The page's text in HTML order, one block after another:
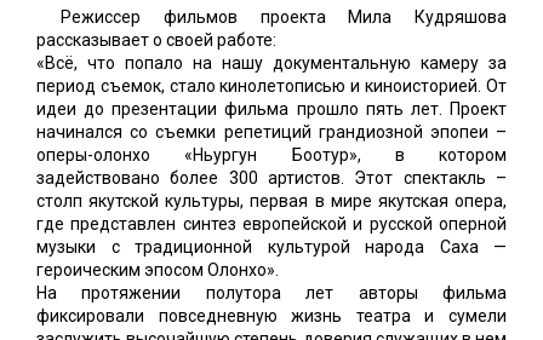
Режиссер фильмов проекта Мила Кудряшова
рассказывает о своей работе:
«Всё, что попало на нашу документальную камеру за
период съемок, стало кинолетописью и киноисторией. От
идеи до презентации фильма прошло пять лет. Проект
начинался со съемки репетиций грандиозной эпопеи –
оперы-олонхо «Ньургун Боотур», в котором
задействовано более 300 артистов. Этот спектакль –
столп якутской культуры, первая в мире якутская опера,
где представлен синтез европейской и русской оперной
музыки с традиционной культурой народа Саха —
героическим эпосом Олонхо».
На протяжении полутора лет авторы фильма
фиксировали повседневную жизнь театра и сумели